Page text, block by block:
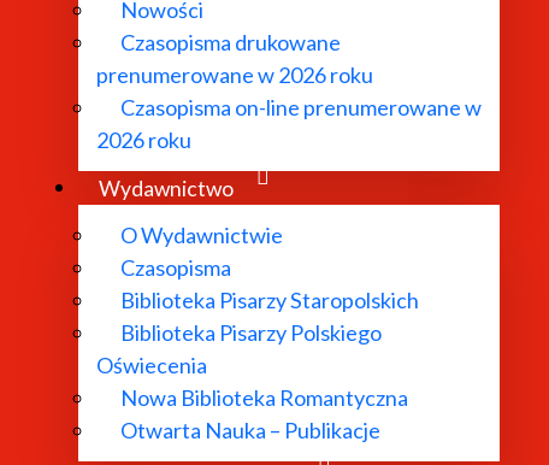
Nowości
Czasopisma drukowane
prenumerowane w 2026 roku
Czasopisma on-line prenumerowane w
2026 roku
Wydawnictwo
O Wydawnictwie
Czasopisma
Biblioteka Pisarzy Staropolskich
Biblioteka Pisarzy Polskiego
Oświecenia
Nowa Biblioteka Romantyczna
Otwarta Nauka – Publikacje